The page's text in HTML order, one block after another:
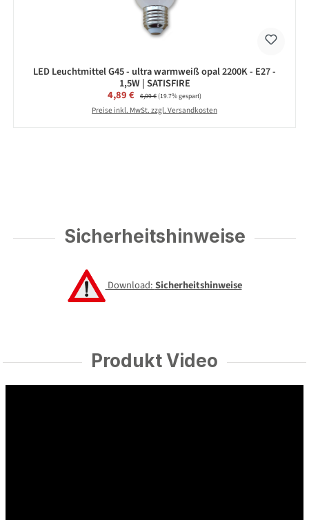
LED Leuchtmittel G45 - ultra warmweiß opal 2200K - E27 -
1,5W | SATISFIRE
Verkaufspreis:
4,89 € Regulärer Preis:
6,09 €(19.7% gespart)
Preise inkl. MwSt. zzgl. Versandkosten
Sicherheitshinweise
Download:Sicherheitshinweise
Produkt Video